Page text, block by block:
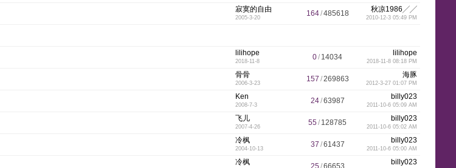
h
e e
寂寞的自由
2005-3-20
164/485618 秋凉1986╱╱
2010-12-3 05:49 PM
lilihope
2018-11-8
0/ 14034 lilihope
2018-11-8 08:18 PM
骨骨
2006-3-23
157 /269863 海豚
2012-3-27 01:07 PM
Ken
2008-7-3
24/63987 billy023
2011-10-6 05:09 AM
飞儿
2007-4-26
55/ 128785 billy023
2011-10-6 05:02 AM
冷枫
2004-10-13
37 /61437 billy023
2011-10-6 05:00 AM
冷枫 25/66653 billy023